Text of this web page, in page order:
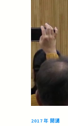
2017年 開講